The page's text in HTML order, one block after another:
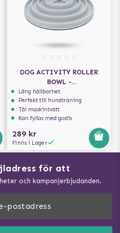
DOG ACTIVITY ROLLER
BOWL -
AKTIVERINGSLEKSAK
Lång hållbarhet
Perfekt till hundträning
Tål maskintvätt
Kan fyllas med godis
289 kr
Finns i Lager
för att
och kampanjerbjudanden.